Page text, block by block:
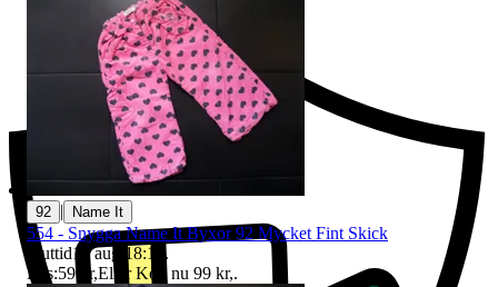
Ersättning om du inte får din vara
92 | Name It
554 - Snygga Name It Byxor 92 Mycket Fint Skick
Sluttid16 aug 18:15 .
Pris:59 kr,Eller Köp nu 99 kr,.